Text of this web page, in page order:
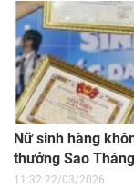
Nữ sinh hàng
thưởng Sao
11:32 22/03/2026